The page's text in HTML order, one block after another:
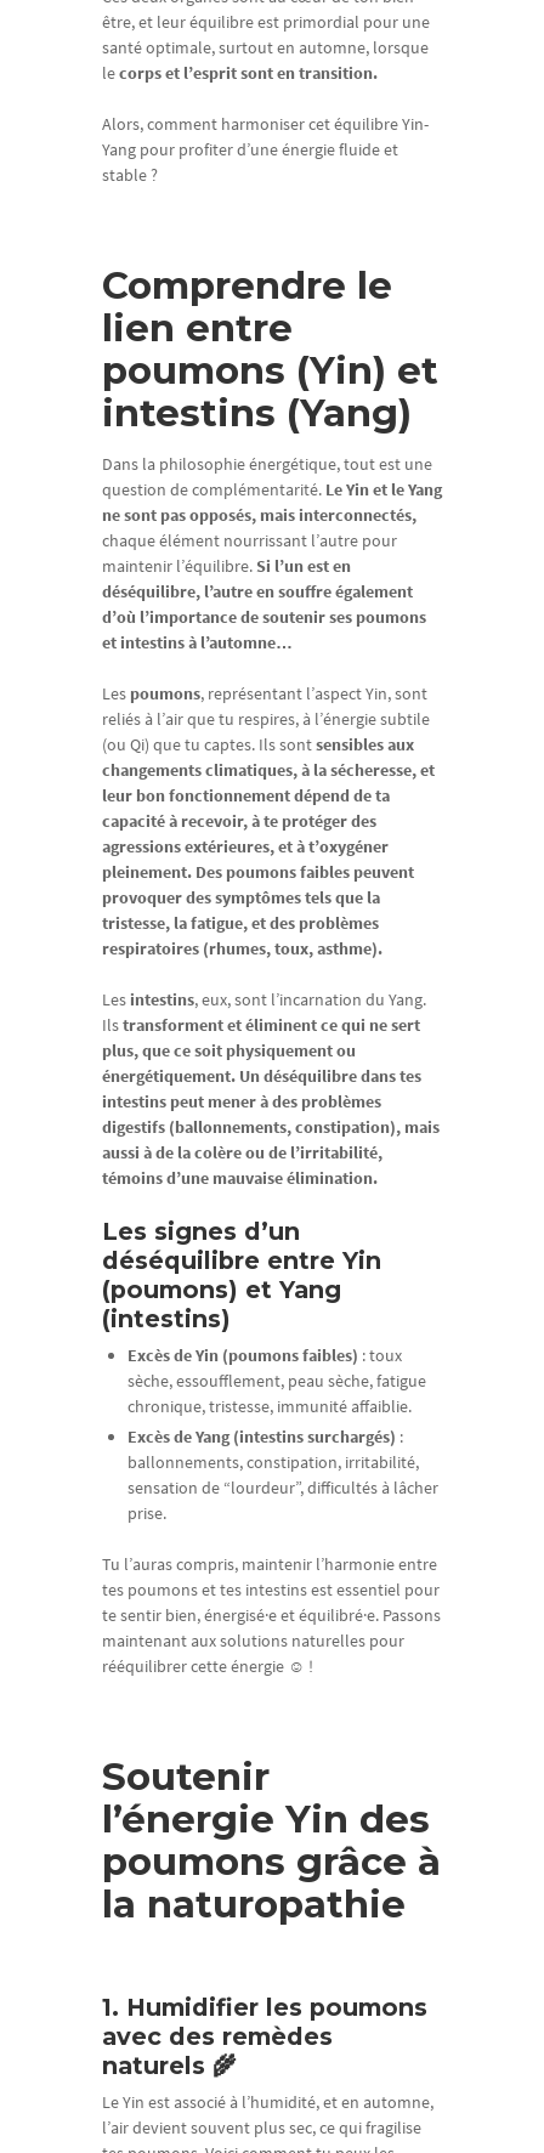
être, et leur équilibre est primordial pour une
santé optimale, surtout en automne, lorsque
lecorps et l’esprit sont en transition.
Alors, comment harmoniser cet équilibre Yin-
Yang pour profiter d’une énergie fluide et
stable ?
Comprendre le
lien entre
poumons (Yin) et
intestins (Yang)
Dans la philosophie énergétique, tout est une
question de complémentarité. Le Yin et le Yang
ne sont pas opposés, mais interconnectés,
chaque élément nourrissant l’autre pour
maintenir l’équilibre. Si l’un est en
déséquilibre, l’autre en souffre également
d’où l’importance de soutenir ses poumons
et intestins à l’automne…
Les poumons, représentant l’aspect Yin, sont
reliés à l’air que tu respires, à l’énergie subtile
(ou Qi) que tu captes. Ils sontsensibles aux
changements climatiques, à la sécheresse, et
leur bon fonctionnement dépend de ta
capacité à recevoir, à te protéger des
agressions extérieures, et à t’oxygéner
pleinement. Des poumons faibles peuvent
provoquer des symptômes tels que la
tristesse, la fatigue, et des problèmes
respiratoires (rhumes, toux, asthme).
Les intestins, eux, sont l’incarnation du Yang.
Ilstransforment et éliminent ce qui ne sert
plus, que ce soit physiquement ou
énergétiquement. Un déséquilibre dans tes
intestins peut mener à des problèmes
digestifs (ballonnements, constipation), mais
aussi à de la colère ou de l’irritabilité,
témoins d’une mauvaise élimination.
Les signes d’un
déséquilibre entre Yin
(poumons) et Yang
(intestins)
Excès de Yin (poumons faibles) : toux
sèche, essoufflement, peau sèche, fatigue
chronique, tristesse, immunité affaiblie.
Excès de Yang (intestins surchargés) :
ballonnements, constipation, irritabilité,
sensation de “lourdeur”, difficultés à lâcher
prise.
Tu l’auras compris, maintenir l’harmonie entre
tes poumons et tes intestins est essentiel pour
te sentir bien, énergisé·e et équilibré·e. Passons
maintenant aux solutions naturelles pour
rééquilibrer cette énergie ☺️ !
Soutenir
l’énergie Yin des
poumons grâce à
la naturopathie
1. Humidifier les poumons
avec des remèdes
naturels 🌾
Le Yin est associé à l’humidité, et en automne,
l’air devient souvent plus sec, ce qui fragilise